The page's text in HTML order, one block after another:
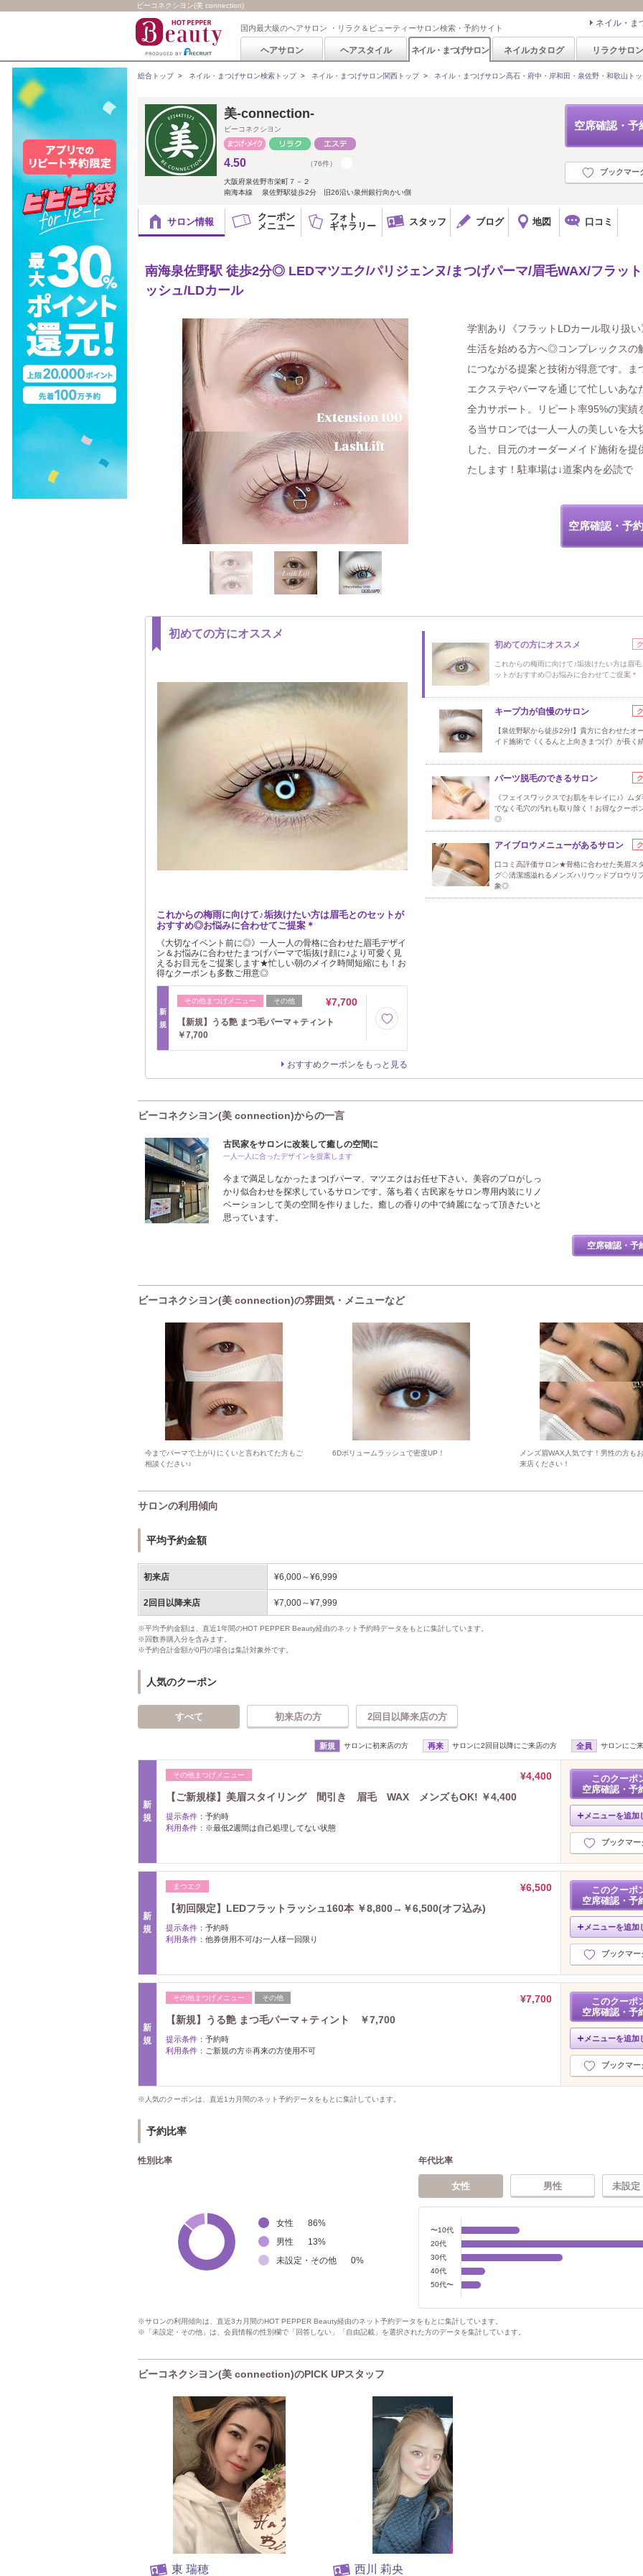
ビーコネクシヨン(美 connection)
国内最大級のヘアサロン ・リラク＆ビューティーサロン検索・予約サイト ネイル・ま
ヘアサロン ヘアスタイル ネイル・まつげサロン ネイルカタログ リラクサロン
総合トップ> ネイル・まつげサロン検索トップ> ネイル・まつげサロン関西トップ> ネイル・まつげサロン高石・府中・岸和田・泉佐野・和歌山ト
空席確認・予
ブックマー
美-connection-
ビーコネクシヨン
4.50 （76件）
大阪府泉佐野市栄町７－２
南海本線 泉佐野駅徒歩2分 旧26沿い泉州銀行向かい側
サロン情報
クーポン
メニュー
フォト
ギャラリー
スタッフ ブログ 地図 口コミ
南海泉佐野駅 徒歩2分◎ LEDマツエク/パリジェンヌ/まつげパーマ/眉毛WAX/フラッ
ッシュ/LDカール
学割あり《フラットLDカール取り扱
生活を始める方へ◎コンプレックスの
につながる提案と技術が得意です。ま
エクステやパーマを通じて忙しいあな
全力サポート。リピート率95%の実績
る当サロンでは一人一人の美しいを大
した、目元のオーダーメイド施術を提
たします！駐車場は↓道案内を必読で
空席確認・予
初めての方にオススメ
これからの梅雨に向けて♪垢抜けたい方は眉毛とのセットが
おすすめ◎お悩みに合わせてご提案＊
《大切なイベント前に◎》一人一人の骨格に合わせた眉毛デザイ
ン＆お悩みに合わせたまつげパーマで垢抜け顔に♪より可愛く見
えるお目元をご提案します★忙しい朝のメイク時間短縮にも！お
得なクーポンも多数ご用意◎
新
規
その他まつげメニュー その他 ¥7,700
【新規】うる艶 まつ毛パーマ＋ティント
￥7,700
おすすめクーポンをもっと見る
初めての方にオススメ
これからの梅雨に向けて♪垢抜けたい方は眉
ットがおすすめ◎お悩みに合わせてご提案＊
キープ力が自慢のサロン
【泉佐野駅から徒歩2分!】貴方に合わせたオ
イド施術で《くるんと上向きまつげ》が長く
パーツ脱毛のできるサロン
《フェイスワックスでお肌をキレイに♪》ム
でなく毛穴の汚れも取り除く！お得なクーポ
◎
アイブロウメニューがあるサロン
口コミ高評価サロン★骨格に合わせた美眉ス
グ◇清潔感溢れるメンズハリウッドブロウリ
象◎
ビーコネクシヨン(美 connection)からの一言
古民家をサロンに改装して癒しの空間に
一人一人に合ったデザインを提案します
今まで満足しなかったまつげパーマ、マツエクはお任せ下さい。美容のプロがしっ
かり似合わせを探求しているサロンです。落ち着く古民家をサロン専用内装にリノ
ベーションして美の空間を作りました。癒しの香りの中で綺麗になって頂きたいと
思っています。
空席確認・予
ビーコネクシヨン(美 connection)の雰囲気・メニューなど
今までパーマで上がりにくいと言われてた方もご
相談ください♪
6Dボリュームラッシュで密度UP！
メンズ眉WAX人気です！男性の方も
来店ください！
サロンの利用傾向
平均予約金額
初来店 ¥6,000～¥6,999
2回目以降来店 ¥7,000～¥7,999
※平均予約金額は、直近1年間のHOT PEPPER Beauty経由のネット予約時データをもとに集計しています。
※回数券購入分を含みます。
※予約合計金額が0円の場合は集計対象外です。
人気のクーポン
すべて 初来店の方 2回目以降来店の方
新規 サロンに初来店の方 再来 サロンに2回目以降にご来店の方 全員 サロンにご
新
規
その他まつげメニュー
¥4,400
【ご新規様】美眉スタイリング 間引き 眉毛 WAX メンズもOK! ￥4,400
提示条件： 予約時
利用条件： ※最低2週間は自己処理してない状態
このクーポ
空席確認・予
メニューを追加
ブックマー
新
規
まつエク
¥6,500
【初回限定】LEDフラットラッシュ160本 ￥8,800→￥6,500(オフ込み)
提示条件： 予約時
利用条件： 他券併用不可/お一人様一回限り
このクーポ
空席確認・予
メニューを追加
ブックマー
新
規
その他まつげメニュー その他
¥7,700
【新規】うる艶 まつ毛パーマ＋ティント ￥7,700
提示条件： 予約時
利用条件： ご新規の方※再来の方使用不可
このクーポ
空席確認・予
メニューを追加
ブックマー
※人気のクーポンは、直近1カ月間のネット予約データをもとに集計しています。
予約比率
性別比率
女性 86%
男性
13%
未設定・その他
0%
年代比率
女性 男性 未設定
〜10代
20代
30代
40代
50代〜
※サロンの利用傾向は、直近3カ月間のHOT PEPPER Beauty経由のネット予約データをもとに集計しています。
※「未設定・その他」は、会員情報の性別欄で「回答しない」「自由記載」を選択された方のデータを集計しています。
ビーコネクシヨン(美 connection)のPICK UPスタッフ
東 瑞穂 西川 莉央